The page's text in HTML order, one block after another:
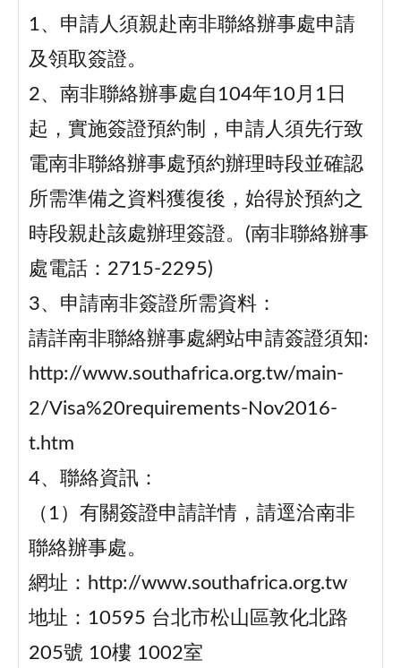
1、申請人須親赴南非聯絡辦事處申請
及領取簽證。
2、南非聯絡辦事處自104年10月1日
起，實施簽證預約制，申請人須先行致
電南非聯絡辦事處預約辦理時段並確認
所需準備之資料獲復後，始得於預約之
時段親赴該處辦理簽證。(南非聯絡辦事
處電話：2715-2295)
3、申請南非簽證所需資料：
請詳南非聯絡辦事處網站申請簽證須知:
http://www.southafrica.org.tw/main-
2/Visa%20requirements-Nov2016-
t.htm
4、聯絡資訊：
（1）有關簽證申請詳情，請逕洽南非
聯絡辦事處。
網址：http://www.southafrica.org.tw
地址：10595 台北市松山區敦化北路
205號 10樓 1002室